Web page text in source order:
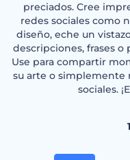
preciados. Cree
redes sociales como
diseño, eche un
descripciones, frases
Use para compartir
su arte o simplemente
sociales.